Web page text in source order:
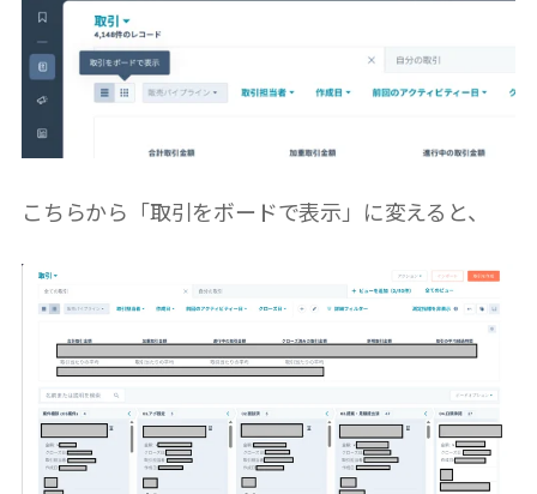
こちらから「取引をボードで表示」に変えると、